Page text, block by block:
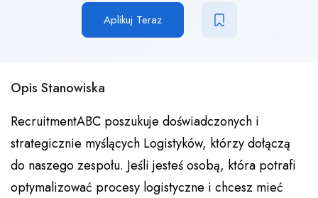
Aplikuj Teraz
Opis Stanowiska
RecruitmentABC poszukuje doświadczonych i
strategicznie myślących Logistyków, którzy dołączą
do naszego zespołu. Jeśli jesteś osobą, która potrafi
optymalizować procesy logistyczne i chcesz mieć